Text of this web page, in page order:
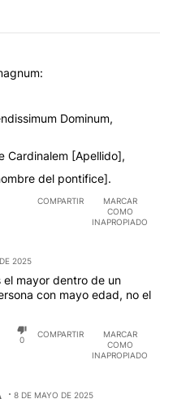
Dominum,
[Apellido],
del pontifice].
COMPARTIR
MARCAR
COMO
INAPROPIADO
2025
el mayor dentro de un
con mayo edad, no el
0
COMPARTIR
MARCAR
COMO
INAPROPIADO
8 DE MAYO DE 2025